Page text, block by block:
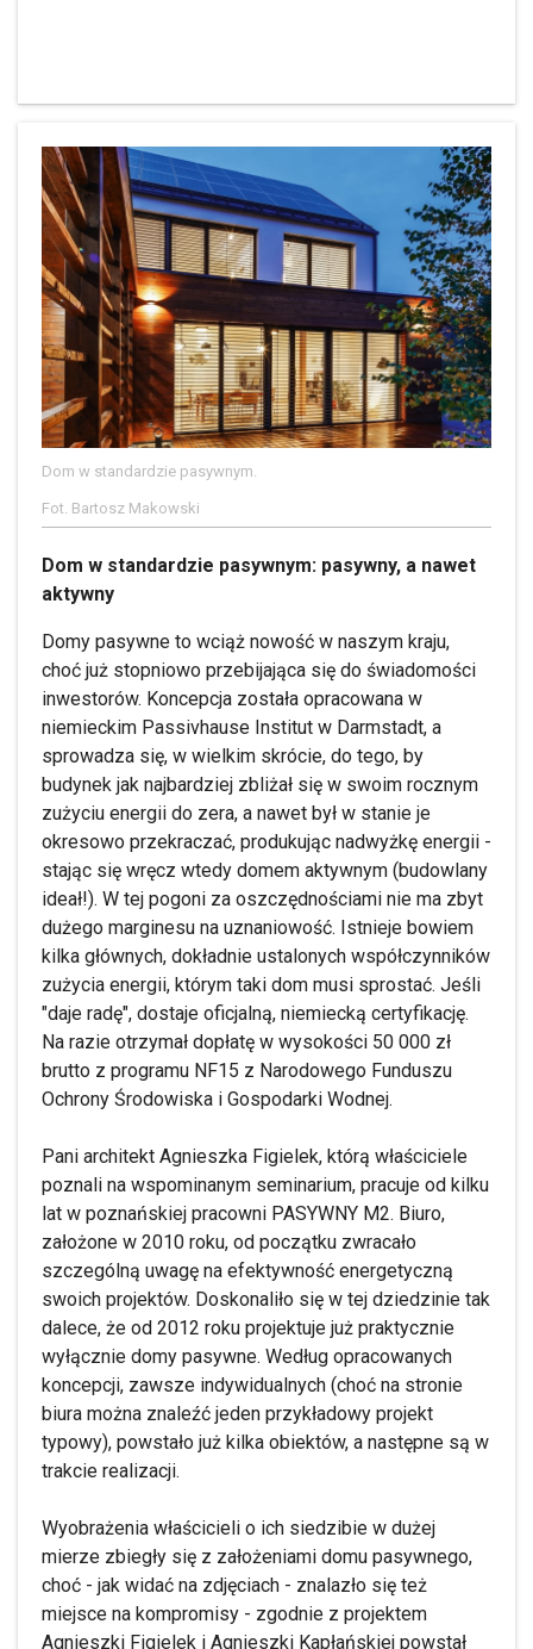
Dom w standardzie pasywnym.
Fot. Bartosz Makowski
Dom w standardzie pasywnym: pasywny, a nawet
aktywny
Domy pasywne to wciąż nowość w naszym kraju,
choć już stopniowo przebijająca się do świadomości
inwestorów. Koncepcja została opracowana w
niemieckim Passivhause Institut w Darmstadt, a
sprowadza się, w wielkim skrócie, do tego, by
budynek jak najbardziej zbliżał się w swoim rocznym
zużyciu energii do zera, a nawet był w stanie je
okresowo przekraczać, produkując nadwyżkę energii -
stając się wręcz wtedy domem aktywnym (budowlany
ideał!). W tej pogoni za oszczędnościami nie ma zbyt
dużego marginesu na uznaniowość. Istnieje bowiem
kilka głównych, dokładnie ustalonych współczynników
zużycia energii, którym taki dom musi sprostać. Jeśli
"daje radę", dostaje oficjalną, niemiecką certyfikację.
Na razie otrzymał dopłatę w wysokości 50 000 zł
brutto z programu NF15 z Narodowego Funduszu
Ochrony Środowiska i Gospodarki Wodnej.
Pani architekt Agnieszka Figielek, którą właściciele
poznali na wspominanym seminarium, pracuje od kilku
lat w poznańskiej pracowni PASYWNY M2. Biuro,
założone w 2010 roku, od początku zwracało
szczególną uwagę na efektywność energetyczną
swoich projektów. Doskonaliło się w tej dziedzinie tak
dalece, że od 2012 roku projektuje już praktycznie
wyłącznie domy pasywne. Według opracowanych
koncepcji, zawsze indywidualnych (choć na stronie
biura można znaleźć jeden przykładowy projekt
typowy), powstało już kilka obiektów, a następne są w
trakcie realizacji.
Wyobrażenia właścicieli o ich siedzibie w dużej
mierze zbiegły się z założeniami domu pasywnego,
choć - jak widać na zdjęciach - znalazło się też
miejsce na kompromisy - zgodnie z projektem
Agnieszki Figielek i Agnieszki Kapłańskiej powstał